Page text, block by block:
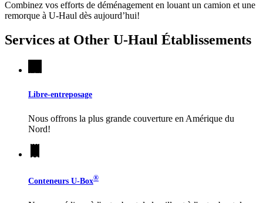
Combinez vos efforts de déménagement en louant un camion et une
remorque à U-Haul dès aujourd’hui!
Services at Other U-Haul Établissements
Libre-entreposage
Nous offrons la plus grande couverture en Amérique du
Nord!
Conteneurs U-Box®